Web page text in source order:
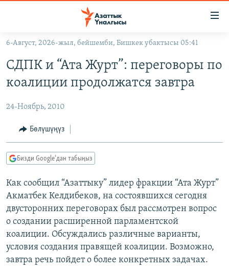
Навигацияга
өтүңүз
Издөөгө
салыңыз
КЫРГЫЗСТАН
САЯСАТ
ЭКОНОМИКА
ДҮЙНӨ
БОРБОР АЗИЯ
УКРАИНА
АТАЙЫН ИЛИКТӨӨ
БҮГҮН АЗАТТЫКТА
ЭКСПЕРТТЕР ТАЛДАЙТ
БИЗ ЖАНА ДҮЙНӨ
ДАНИСТЕ
ЭЖЕ-СИҢДИЛЕР
АЗАТТЫК+
ПОДКАСТ
ӨЗГӨЧӨ ПИКИР
Русский
ОНЛАЙН ШЕРИНЕ
6-Август, 2026-жыл, бейшемби, Бишкек убактысы 05:41
СДПК и “Ата Журт”: переговоры по
коалиции продолжатся завтра
24-Ноябрь, 2010
Бөлүшүңүз
Бизди Google'дан табыңыз
Как сообщил “Азаттыку” лидер фракции “Ата Журт”
Акматбек Келдибеков, на состоявшихся сегодня
двусторонних переговорах был рассмотрен вопрос
о создании расширенной парламентской
коалиции. Обсуждались различные варианты,
условия создания правящей коалиции. Возможно,
завтра речь пойдет о более конкретных задачах.